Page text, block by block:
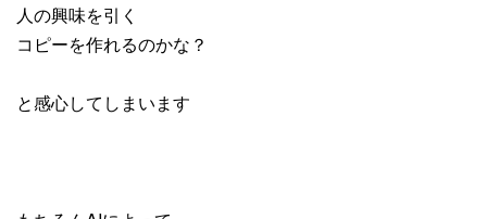
人の興味を引く
コピーを作れるのかな？
と感心してしまいます